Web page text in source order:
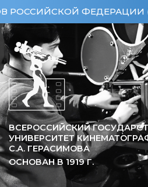
ФЕДЕРАЦИИ
ВСЕРОССИЙСКИЙ
УНИВЕРСИТЕТ
С.А. ГЕРАСИМОВА
ОСНОВАН В 1919Г.